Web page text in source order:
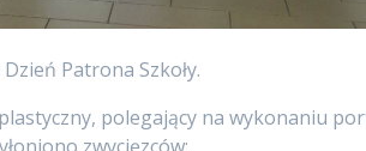
Patrona Szkoły.
polegający na wykonaniu